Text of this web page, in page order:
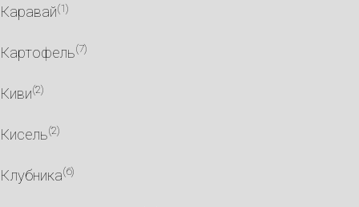
Каравай(1)
Картофель(7)
Киви(2)
Кисель(2)
Клубника(6)